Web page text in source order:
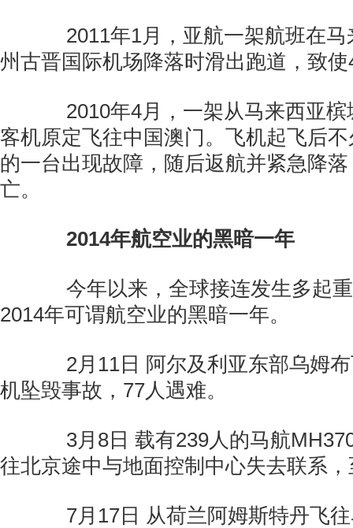
2011年1月，亚航一架航班在马
州古晋国际机场降落时滑出跑道，致
2010年4月，一架从马来西亚槟
客机原定飞往中国澳门。飞机起飞后
的一台出现故障，随后返航并紧急降
亡。
2014年航空业的黑暗一年
今年以来，全球接连发生多起重
2014年可谓航空业的黑暗一年。
2月11日 阿尔及利亚东部乌姆布
机坠毁事故，77人遇难。
3月8日 载有239人的马航
往北京途中与地面控制中心失去联系
7月17日 从荷兰阿姆斯特丹飞往